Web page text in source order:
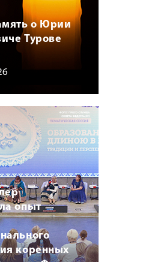
о Юрии
Турове
опыт
коренных